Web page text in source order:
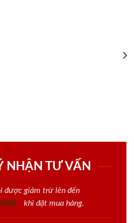
NHẬN TƯ VẤN
được giảm trừ lên đến
khi đặt mua hàng.